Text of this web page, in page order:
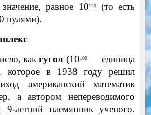
равное 10140
(то есть
нулями).
какгугол (10100— единица
которое в 1938 году решил
американский математик
а автором непереводимого
9-летний племянник ученого.